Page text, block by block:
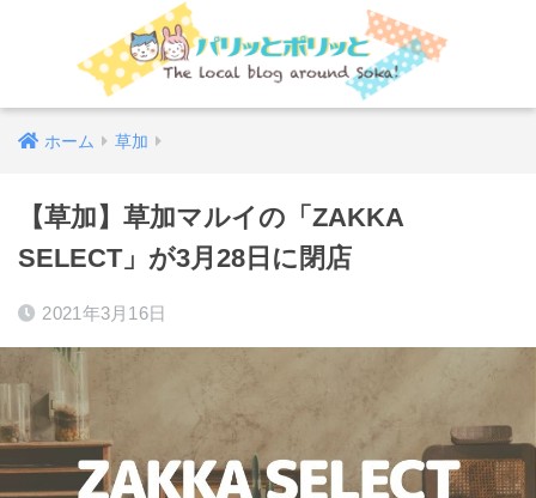
ホーム 草加
【草加】草加マルイの「ZAKKA
SELECT」が3月28日に閉店
2021年3月16日